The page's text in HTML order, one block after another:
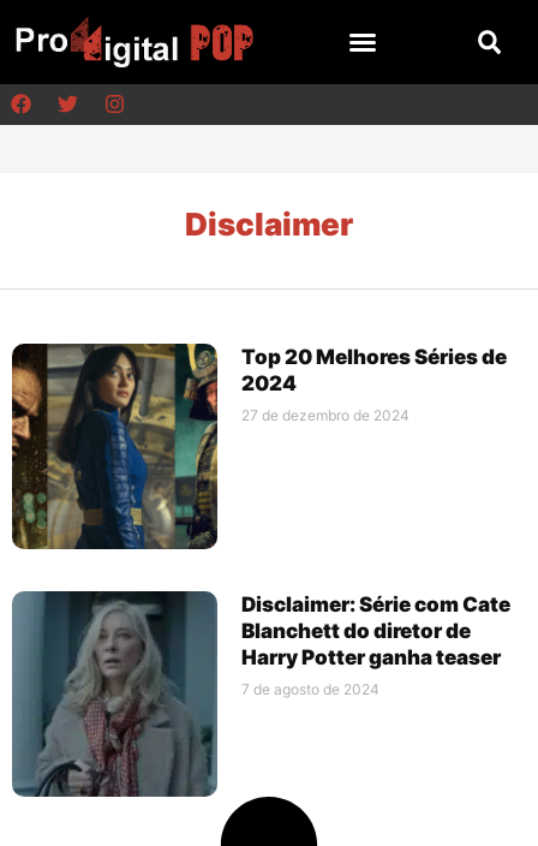
Disclaimer
Top 20 Melhores Séries de
2024
27 de dezembro de 2024
Disclaimer: Série com Cate
Blanchett do diretor de
Harry Potter ganha teaser
7 de agosto de 2024